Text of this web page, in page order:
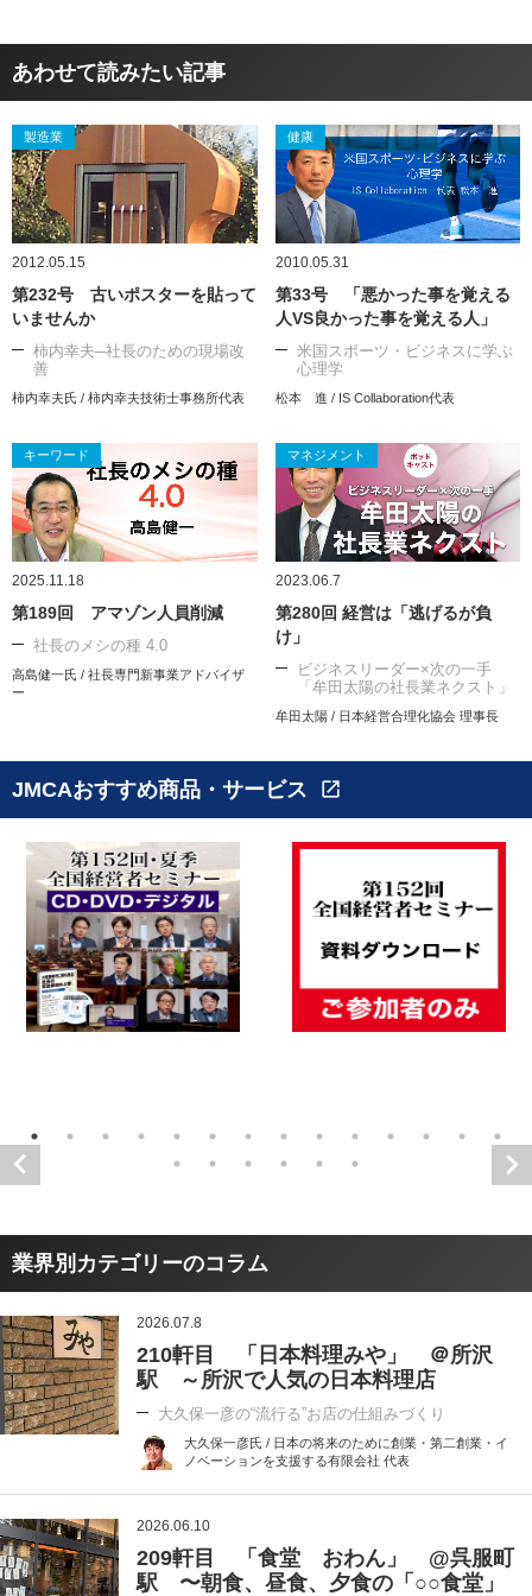
あわせて読みたい記事
製造業
2012.05.15
第232号 古いポスターを貼って
いませんか
柿内幸夫─社長のための現場改
善
柿内幸夫氏 / 柿内幸夫技術士事務所代表
健康
2010.05.31
第33号 「悪かった事を覚える
人VS良かった事を覚える人」
米国スポーツ・ビジネスに学ぶ
心理学
松本 進 / IS Collaboration代表
キーワード
2025.11.18
第189回 アマゾン人員削減
社長のメシの種 4.0
高島健一氏 / 社長専門新事業アドバイザ
ー
マネジメント
2023.06.7
第280回 経営は「逃げるが負
け」
ビジネスリーダー×次の一手
「牟田太陽の社長業ネクスト」
牟田太陽 / 日本経営合理化協会 理事長
JMCAおすすめ商品・サービス open_in_new
業界別カテゴリーのコラム
2026.07.8
210軒目 「日本料理みや」 ＠所沢
駅 ～所沢で人気の日本料理店
大久保一彦の“流行る”お店の仕組みづくり
大久保一彦氏 / 日本の将来のために創業・第二創業・イ
ノベーションを支援する有限会社 代表
2026.06.10
209軒目 「食堂 おわん」 @呉服町
駅 〜朝食、昼食、夕食の「○○食堂」